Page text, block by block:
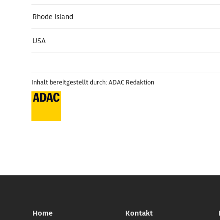
Rhode Island
USA
Inhalt bereitgestellt durch: ADAC Redaktion
Home Kontakt